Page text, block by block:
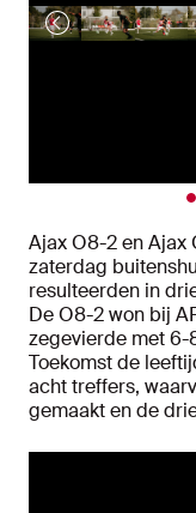
Ajax O8-2 en Ajax
zaterdag
resulteerden in
De O8-2 won bij
zegevierde met 6-
Toekomst de
acht treffers,
gemaakt en de